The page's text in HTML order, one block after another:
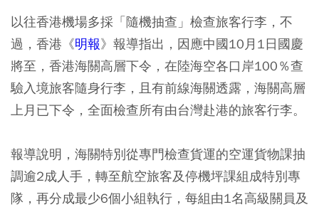
以往香港機場多採「隨機抽查」檢查旅客行李，不
過，香港《明報》報導指出，因應中國10月1日國慶
將至，香港海關高層下令，在陸海空各口岸100％查
驗入境旅客隨身行李，且有前線海關透露，海關高層
上月已下令，全面檢查所有由台灣赴港的旅客行李。
報導說明，海關特別從專門檢查貨運的空運貨物課抽
調逾2成人手，轉至航空旅客及停機坪課組成特別專
隊，再分成最少6個小組執行，每組由1名高級關員及